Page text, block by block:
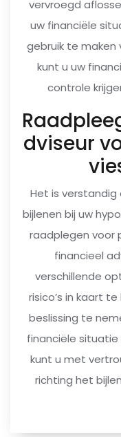
vervroegd
uw financiële
gebruik te
kunt u uw
controle
dviseur
Het is
bijlenen bij uw
raadplegen voor
financieel
verschillende
risico’s in kaart
beslissing te
financiële
kunt u met
richting het